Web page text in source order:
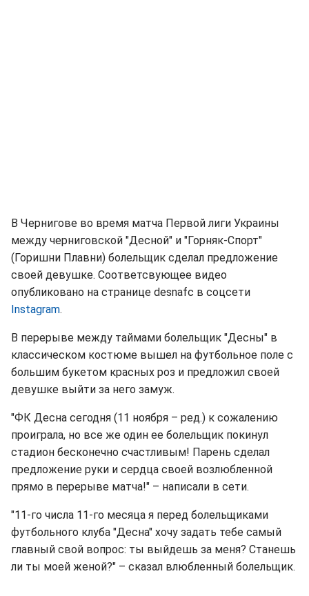
В Чернигове во время матча Первой лиги Украины
между черниговской "Десной" и "Горняк-Спорт"
(Горишни Плавни) болельщик сделал предложение
своей девушке. Соответсвующее видео
опубликовано на странице desnafc в соцсети
Instagram.
В перерыве между таймами болельщик "Десны" в
классическом костюме вышел на футбольное поле с
большим букетом красных роз и предложил своей
девушке выйти за него замуж.
"ФК Десна сегодня (11 ноября – ред.) к сожалению
проиграла, но все же один ее болельщик покинул
стадион бесконечно счастливым! Парень сделал
предложение руки и сердца своей возлюбленной
прямо в перерыве матча!" – написали в сети.
"11-го числа 11-го месяца я перед болельщиками
футбольного клуба "Десна" хочу задать тебе самый
главный свой вопрос: ты выйдешь за меня? Станешь
ли ты моей женой?" – сказал влюбленный болельщик.